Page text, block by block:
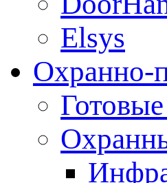
Elsys
Охранно-